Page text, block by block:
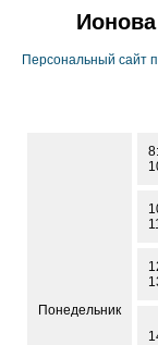
Персональный сайт
Понедельник